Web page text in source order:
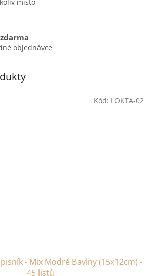
objednávce
- Mix Modré Bavlny (15x12cm) -
45 listů
Kód: LOKTA-02